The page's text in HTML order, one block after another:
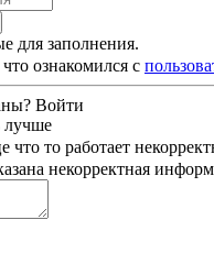
для заполнения.
ознакомился с
Войти
лучше
что то работает
некорректная